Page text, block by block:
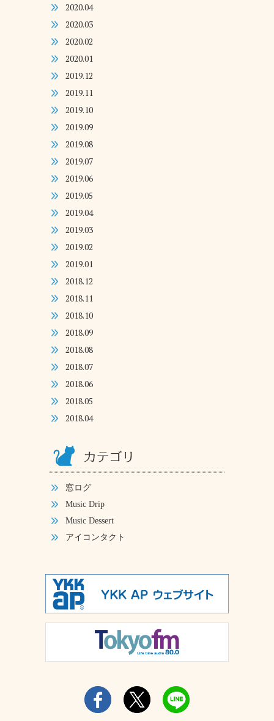
2020.04
2020.03
2020.02
2020.01
2019.12
2019.11
2019.10
2019.09
2019.08
2019.07
2019.06
2019.05
2019.04
2019.03
2019.02
2019.01
2018.12
2018.11
2018.10
2018.09
2018.08
2018.07
2018.06
2018.05
2018.04
窓ログ
Music Drip
Music Dessert
アイコンタクト